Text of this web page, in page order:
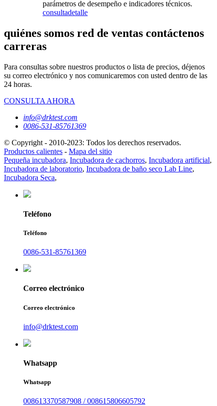
parámetros de desempeño e indicadores técnicos.
consultadetalle
quiénes somos red de ventas contáctenos
carreras
Para consultas sobre nuestros productos o lista de precios, déjenos
su correo electrónico y nos comunicaremos con usted dentro de las
24 horas.
CONSULTA AHORA
info@drktest.com
0086-531-85761369
© Copyright - 2010-2023: Todos los derechos reservados.
Productos calientes - Mapa del sitio
Pequeña incubadora, Incubadora de cachorros, Incubadora artificial,
Incubadora de laboratorio, Incubadora de baño seco Lab Line,
Incubadora Seca,
Teléfono
Teléfono
0086-531-85761369
Correo electrónico
Correo electrónico
info@drktest.com
Whatsapp
Whatsapp
008613370587908 / 008615806605792